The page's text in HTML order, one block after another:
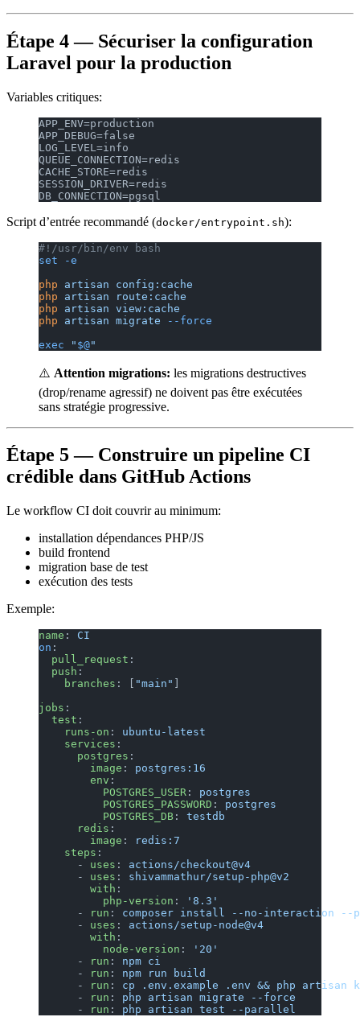
Étape 4 — Sécuriser la configuration
Laravel pour la production
Variables critiques:
APP_ENV=production
APP_DEBUG=false
LOG_LEVEL=info
QUEUE_CONNECTION=redis
CACHE_STORE=redis
SESSION_DRIVER=redis
DB_CONNECTION=pgsql
Script d’entrée recommandé (docker/entrypoint.sh):
#!/usr/bin/env bash
set -e
php artisan config:cache
php artisan route:cache
php artisan view:cache
php artisan migrate --force
exec " $@"
⚠️ Attention migrations: les migrations destructives
(drop/rename agressif) ne doivent pas être exécutées
sans stratégie progressive.
Étape 5 — Construire un pipeline CI
crédible dans GitHub Actions
Le workflow CI doit couvrir au minimum:
installation dépendances PHP/JS
build frontend
migration base de test
exécution des tests
Exemple:
name : CI
on :
  pull_request
:
  push
:
    branches
: [ "main"
jobs :
  test
:
    runs-on
: ubuntu-latest
    services
:
      postgres
:
        image
: postgres:16
        env
:
          POSTGRES_USER
: postgres
          POSTGRES_PASSWORD
: postgres
          POSTGRES_DB
: testdb
      redis
:
        image
:
redis:7
    steps
:
      -
uses : actions/checkout@v4
      -
uses : shivammathur/setup-php@v2
        with
:
          php-version
:
'8.3'
      -
run : composer install --no-interaction --
      -
uses : actions/setup-node@v4
        with
:
          node-version
:
'20'
      -
run : npm ci
      -
run : npm run build
      -
run : cp .env.example .env && php artisan
      -
run : php artisan migrate --force
      -
run : php artisan test --parallel